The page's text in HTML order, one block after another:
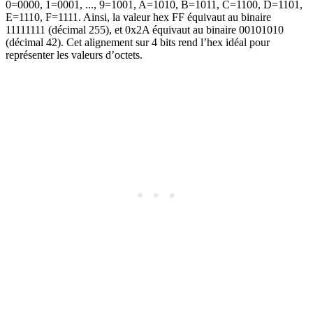
0=0000, 1=0001, ..., 9=1001, A=1010, B=1011, C=1100, D=1101,
E=1110, F=1111. Ainsi, la valeur hex FF équivaut au binaire
11111111 (décimal 255), et 0x2A équivaut au binaire 00101010
(décimal 42). Cet alignement sur 4 bits rend l’hex idéal pour
représenter les valeurs d’octets.